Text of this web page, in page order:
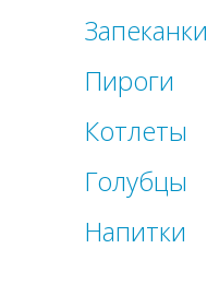
Запеканки
Пироги
Котлеты
Голубцы
Напитки